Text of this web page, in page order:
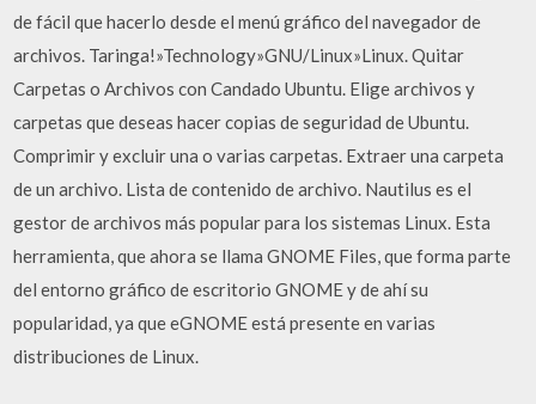
de fácil que hacerlo desde el menú gráfico del navegador de
archivos. Taringa!»Technology»GNU/Linux»Linux. Quitar
Carpetas o Archivos con Candado Ubuntu. Elige archivos y
carpetas que deseas hacer copias de seguridad de Ubuntu.
Comprimir y excluir una o varias carpetas. Extraer una carpeta
de un archivo. Lista de contenido de archivo. Nautilus es el
gestor de archivos más popular para los sistemas Linux. Esta
herramienta, que ahora se llama GNOME Files, que forma parte
del entorno gráfico de escritorio GNOME y de ahí su
popularidad, ya que eGNOME está presente en varias
distribuciones de Linux.